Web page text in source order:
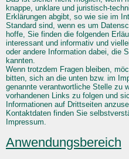
knappe, unklare und juristisch-
Erklärungen abgibt, so wie sie im
Standard sind, wenn es um
hoffe, Sie finden die folgenden
interessant und informativ und
oder andere Information dabei, die
kannten.
Wenn trotzdem Fragen bleiben,
bitten, sich an die unten bzw. im
genannte verantwortliche Stelle zu
vorhandenen Links zu folgen und
Informationen auf Drittseiten
Kontaktdaten finden Sie
Impressum.
Anwendungsbereich